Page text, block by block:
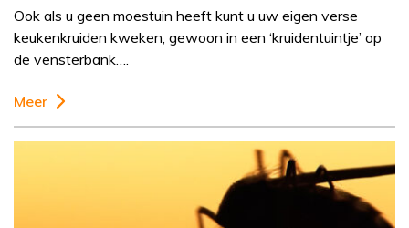
Ook als u geen moestuin heeft kunt u uw eigen verse
keukenkruiden kweken, gewoon in een ‘kruidentuintje’ op
de vensterbank….
Meer